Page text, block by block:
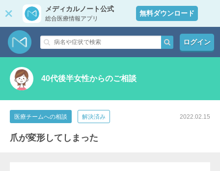
メディカルノート公式
総合医療情報アプリ
無料ダウンロード
ログイン
40代後半女性からのご相談
医療チームへの相談 解決済み 2022.02.15
爪が変形してしまった